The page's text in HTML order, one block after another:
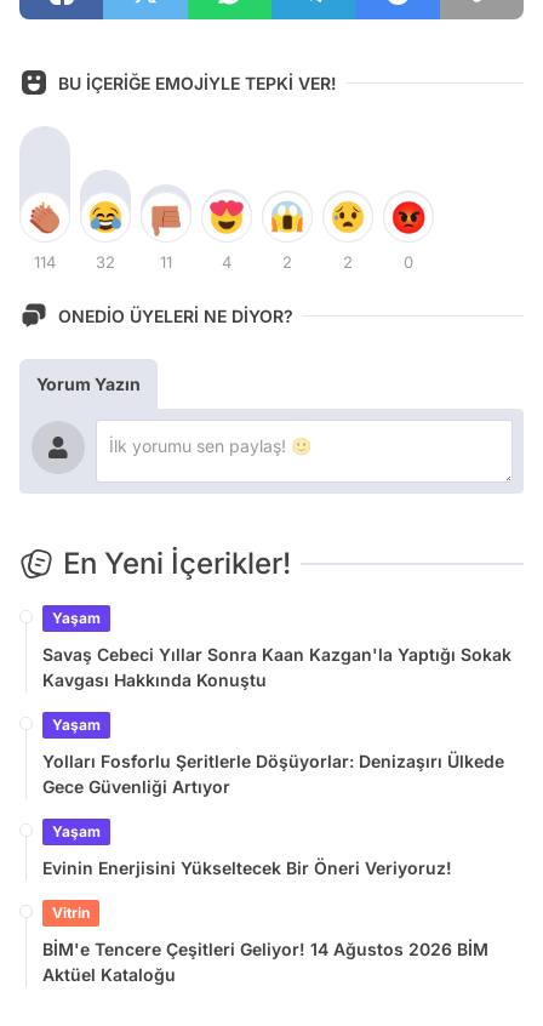
BU İÇERİĞE EMOJİYLE TEPKİ VER!
114 32 11 4 2 2 0
ONEDİO ÜYELERİ NE DİYOR?
Yorum Yazın
En Yeni İçerikler!
Yaşam
Savaş Cebeci Yıllar Sonra Kaan Kazgan'la Yaptığı Sokak
Kavgası Hakkında Konuştu
Yaşam
Yolları Fosforlu Şeritlerle Döşüyorlar: Denizaşırı Ülkede
Gece Güvenliği Artıyor
Yaşam
Evinin Enerjisini Yükseltecek Bir Öneri Veriyoruz!
Vitrin
BİM'e Tencere Çeşitleri Geliyor! 14 Ağustos 2026 BİM
Aktüel Kataloğu